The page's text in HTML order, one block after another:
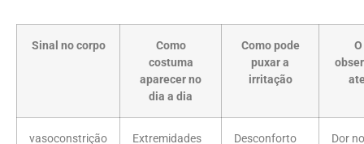
Sinal no corpo
Como
costuma
aparecer no
dia a dia
Como pode
puxar a
irritação
vasoconstrição Extremidades Desconforto Dor